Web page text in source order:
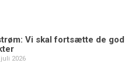
Vi skal fortsætte de
juli 2026